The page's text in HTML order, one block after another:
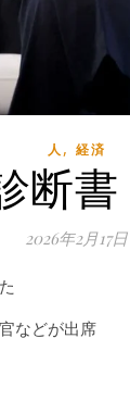
人 , 経済
断書
2026年2月17日
などが出席